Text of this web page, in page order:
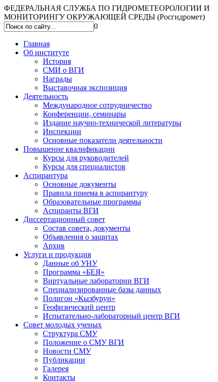
ФЕДЕРАЛЬНАЯ СЛУЖБА ПО ГИДРОМЕТЕОРОЛОГИИ И
МОНИТОРИНГУ ОКРУЖАЮЩЕЙ СРЕДЫ (Росгидромет)
0
Главная
Об институте
История
СМИ о ВГИ
Награды
Выставочная экспозиция
Деятельность
Международное сотрудничество
Конференции, семинары
Издание научно-технической литературы
Инспекции
Основные показатели деятельности
Повышение квалификации
Курсы для руководителей
Курсы для специалистов
Аспирантура
Основные документы
Правила приема в аспирантуру
Образовательные программы
Аспиранты ВГИ
Диссертационный совет
Состав совета, документы
Объявления о защитах
Архив
Услуги и продукция
Данные об УНУ
Программа «БЕЯ»
Виртуальные лаборатории ВГИ
Специализированные базы данных
Полигон «Кызбурун»
Геофизический центр
Испытательно-лабораторный центр ВГИ
Совет молодых ученых
Структура СМУ
Положение о СМУ ВГИ
Новости СМУ
Публикации
Галерея
Контакты